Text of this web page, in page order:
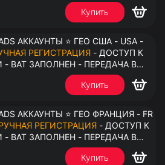
Купить
⭐ SNAPCHAT ADS АККАУНТЫ ⭐ ГЕО США - USA -
РЕГИСТРАЦИЯ - ДОСТУП К
- ВАТ ЗАПОЛНЕН - ПЕРЕДАЧА В
Купить
⭐ ГЕО ФРАНЦИЯ - FR
РЕГИСТРАЦИЯ - ДОСТУП К
- ВАТ ЗАПОЛНЕН - ПЕРЕДАЧА В
Купить